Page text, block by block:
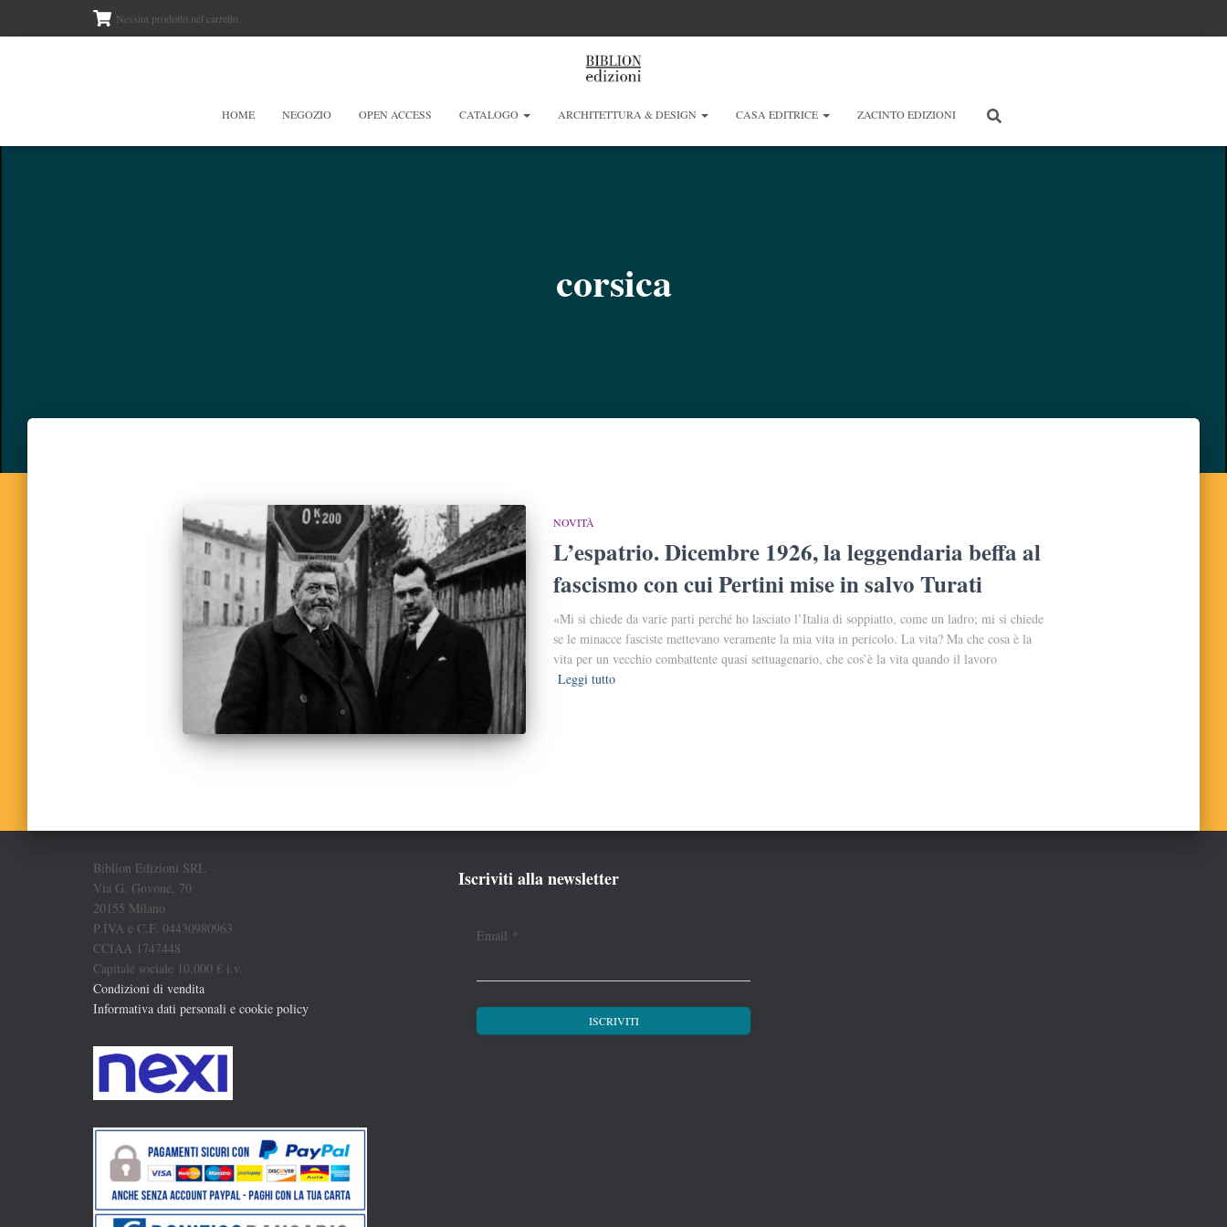
Nessun prodotto nel carrello.
HOME NEGOZIO OPEN ACCESS CATALOGO ARCHITETTURA & DESIGN CASA EDITRICE ZACINTO EDIZIONI
corsica
NOVITÀ
L’espatrio. Dicembre 1926, la leggendaria beffa al
fascismo con cui Pertini mise in salvo Turati
«Mi si chiede da varie parti perché ho lasciato l’Italia di soppiatto, come un ladro; mi si chiede
se le minacce fasciste mettevano veramente la mia vita in pericolo. La vita? Ma che cosa è la
vita per un vecchio combattente quasi settuagenario, che cos’è la vita quando il lavoro
Leggi tutto
Biblion Edizioni SRL
Via G. Govone, 70
20155 Milano
P.IVA e C.F. 04430980963
CCIAA 1747448
Capitale sociale 10.000 € i.v.
Condizioni di vendita
Informativa dati personali e cookie policy
Iscriviti alla newsletter
Email *